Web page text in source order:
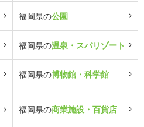
福岡県の公園
福岡県の温泉・スパリゾート
福岡県の博物館・科学館
福岡県の商業施設・百貨店